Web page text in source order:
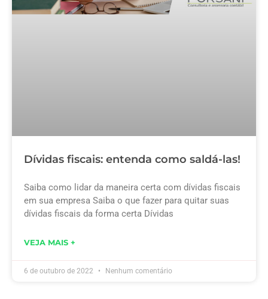
Dívidas fiscais: entenda como saldá-las!
Saiba como lidar da maneira certa com dívidas fiscais
em sua empresa Saiba o que fazer para quitar suas
dívidas fiscais da forma certa Dívidas
VEJA MAIS +
6 de outubro de 2022 Nenhum comentário